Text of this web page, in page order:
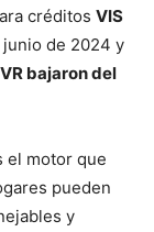
créditos VIS
de 2024 y
bajaron del
el motor que
pueden
y